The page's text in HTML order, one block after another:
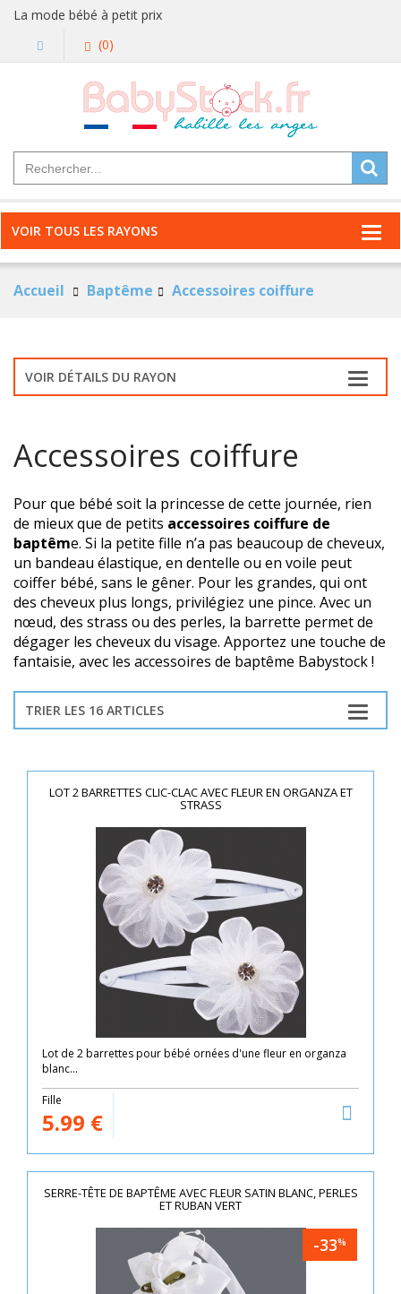
La mode bébé à petit prix
(0)
VOIR TOUS LES RAYONS
Accueil Baptême Accessoires coiffure
VOIR DÉTAILS DU RAYON
Accessoires coiffure
Pour que bébé soit la princesse de cette journée, rien
de mieux que de petits accessoires coiffure de
baptême. Si la petite fille n’a pas beaucoup de cheveux,
un bandeau élastique, en dentelle ou en voile peut
coiffer bébé, sans le gêner. Pour les grandes, qui ont
des cheveux plus longs, privilégiez une pince. Avec un
nœud, des strass ou des perles, la barrette permet de
dégager les cheveux du visage. Apportez une touche de
fantaisie, avec les accessoires de baptême Babystock !
TRIER LES 16 ARTICLES
LOT 2 BARRETTES CLIC-CLAC AVEC FLEUR EN ORGANZA ET
STRASS
Lot de 2 barrettes pour bébé ornées d'une fleur en organza
blanc...
Fille
5.99 €
SERRE-TÊTE DE BAPTÊME AVEC FLEUR SATIN BLANC, PERLES
ET RUBAN VERT
-33%